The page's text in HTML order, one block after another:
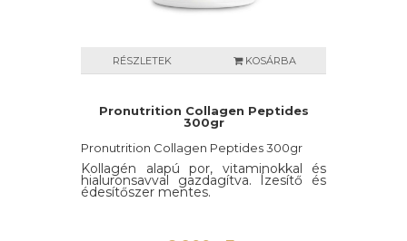
RÉSZLETEK KOSÁRBA
Pronutrition Collagen Peptides
300gr
Pronutrition Collagen Peptides 300gr
Kollagén alapú por, vitaminokkal és
hialuronsavval gazdagítva. Ízesítő és
édesítőszer mentes.